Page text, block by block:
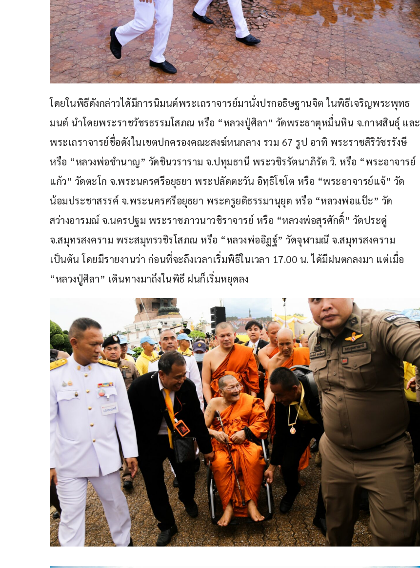
โดยในพิธีดังกล่าวได้มีการนิมนต์พระเถราจารย์มานั่งปรกอธิษฐานจิต ในพิธีเจริญพระพุทธ
มนต์ นำโดยพระราชวัชรธรรมโสภณ หรือ “หลวงปู่ศิลา” วัดพระธาตุหมื่นหิน จ.กาฬสินธุ์ และ
พระเถราจารย์ชื่อดังในเขตปกครองคณะสงฆ์หนกลาง รวม 67 รูป อาทิ พระราชสิริวัชรรังษี
หรือ “หลวงพ่อชำนาญ” วัดชินวราราม จ.ปทุมธานี พระวชิรรัตนาภิรัต วิ. หรือ “พระอาจารย์
แก้ว” วัดตะโก จ.พระนครศรีอยุธยา พระปลัดตะวัน อิทฺธิโชโต หรือ “พระอาจารย์แจ้” วัด
น้อมประชาสรรค์ จ.พระนครศรีอยุธยา พระครูยติธรรมานุยุต หรือ “หลวงพ่อแป๊ะ” วัด
สว่างอารมณ์ จ.นครปฐม พระราชภาวนาวชิราจารย์ หรือ “หลวงพ่อสุรศักดิ์” วัดประดู่
จ.สมุทรสงคราม พระสมุทรวชิรโสภณ หรือ “หลวงพ่ออิฏฐ์” วัดจุฬามณี จ.สมุทรสงคราม
เป็นต้น โดยมีรายงานว่า ก่อนที่จะถึงเวลาเริ่มพิธีในเวลา 17.00 น. ได้มีฝนตกลงมา แต่เมื่อ
“หลวงปู่ศิลา” เดินทางมาถึงในพิธี ฝนก็เริ่มหยุดลง